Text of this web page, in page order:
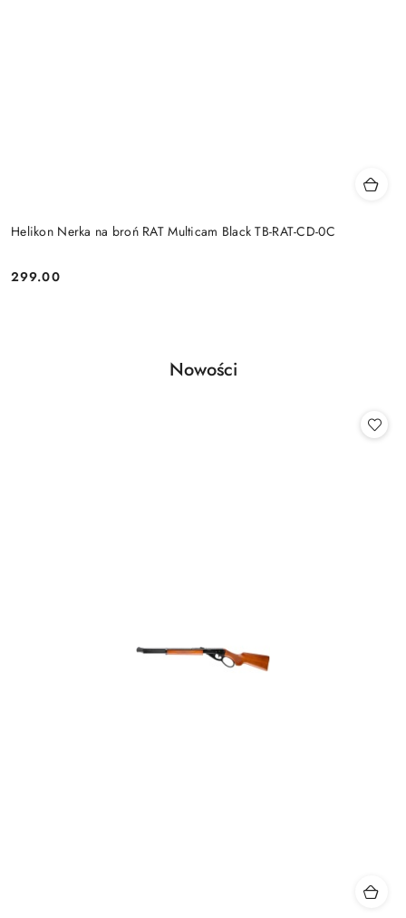
Helikon Nerka na broń RAT Multicam Black TB-RAT-CD-0C
Cena:
299.00
Pomiń karuzelę produktów
Produkty
Nowości